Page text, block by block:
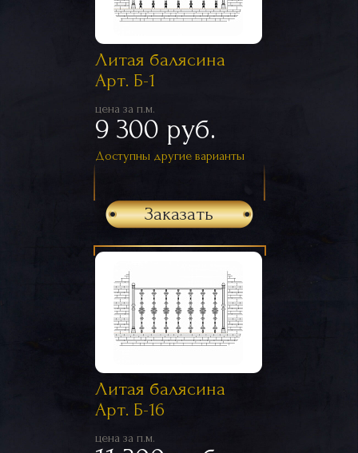
Литая балясина
Арт. Б-1
цена за п.м.
9 300 руб.
Доступны другие варианты
Заказать
Литая балясина
Арт. Б-16
цена за п.м.